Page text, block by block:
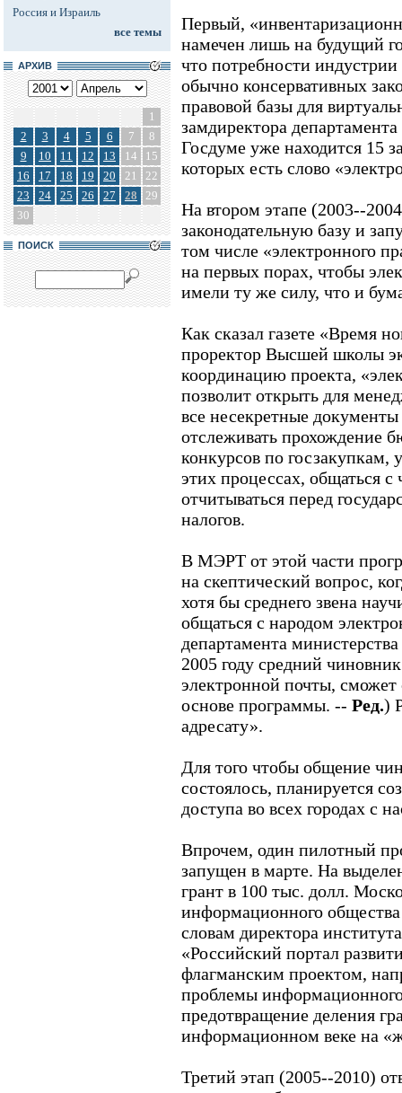
Россия и Израиль
все темы
АРХИВ
1
2
3 4 5 6 7
8
9
10 11 12 13 14
15
16
17 18 19 20 21
22
23
24 25 26 27 28
29
30
ПОИСК
Первый,
намечен лишь на будущий
что потребности
обычно консервативных
правовой базы для
замдиректора
Госдуме уже находится 15
которых есть слово
На втором этапе (2003--
законодательную базу и
том числе «электронного
на первых порах, чтобы
имели ту же силу, что и
Как сказал газете «Время
проректор Высшей школы
координацию проекта,
позволит открыть для
все несекретные
отслеживать прохождение
конкурсов по госзакупкам,
этих процессах, общаться
отчитываться перед
налогов.
В МЭРТ от этой части
на скептический вопрос,
хотя бы среднего звена
общаться с народом
департамента
2005 году средний
электронной почты, сможет
основе программы. -- Ред.)
адресату».
Для того чтобы общение
состоялось, планируется
доступа во всех городах с
Впрочем, один пилотный
запущен в марте. На
грант в 100 тыс. долл.
информационного
словам директора
«Российский портал
флагманским проектом,
проблемы
предотвращение деления
информационном веке на
Третий этап (2005--2010)